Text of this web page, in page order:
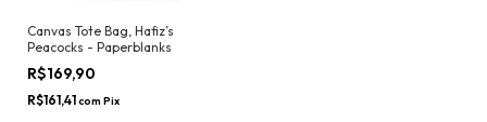
Canvas Tote Bag, Hafiz’s
Peacocks - Paperblanks
R$169,90
R$161,41com Pix